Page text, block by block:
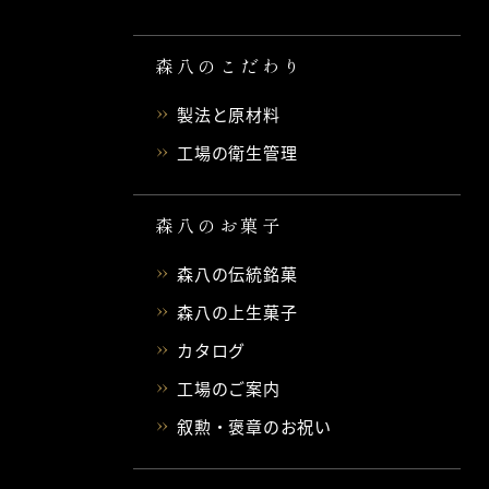
森八のこだわり
製法と原材料
工場の衛生管理
森八のお菓子
森八の伝統銘菓
森八の上生菓子
カタログ
工場のご案内
叙勲・褒章のお祝い